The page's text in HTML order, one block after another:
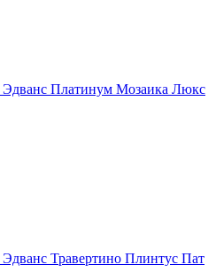
Платинум Мозаика Люкс
Травертино Плинтус Пат